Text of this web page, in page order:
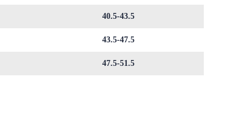
40.5-43.5
43.5-47.5
47.5-51.5